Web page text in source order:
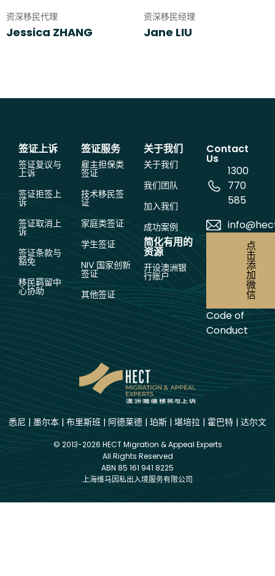
资深移民代理
Jessica ZHANG
资深移民经理
Jane LIU
签证上诉
签证复议与
上诉
签证拒签上
诉
签证取消上
诉
签证条款与
豁免
移民羁留中
心协助
签证服务
雇主担保类
签证
技术移民签
证
家庭类签证
学生签证
NIV 国家创新
签证
其他签证
关于我们
关于我们
我们团队
加入我们
成功案例
简化有用的
资源
开设澳洲银
行账户
Contact
Us
1300
770
585
点
击
添
加
微
信
Code of
Conduct
悉尼 | 墨尔本 | 布里斯班 | 阿德莱德 | 珀斯 | 堪培拉 | 霍巴特 | 达尔文
© 2013-2026 HECT Migration & Appeal Experts
All Rights Reserved
ABN 85 161 941 8225
上海维马因私出入境服务有限公司